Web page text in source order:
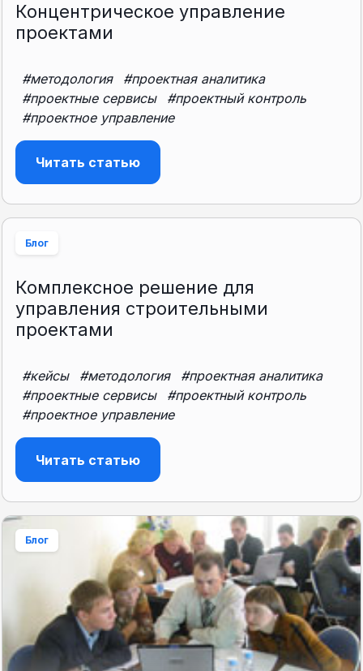
Концентрическое управление
проектами
#методология
#проектная аналитика
#проектные сервисы
#проектный контроль
#проектное управление
Читать статью
Блог
Комплексное решение для
управления строительными
проектами
#кейсы #методология
#проектная аналитика
#проектные сервисы
#проектный контроль
#проектное управление
Читать статью
Блог